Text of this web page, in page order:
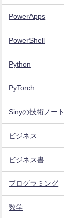
PowerApps
PowerShell
Python
PyTorch
Sinyの技術ノート
ビジネス
ビジネス書
プログラミング
数学